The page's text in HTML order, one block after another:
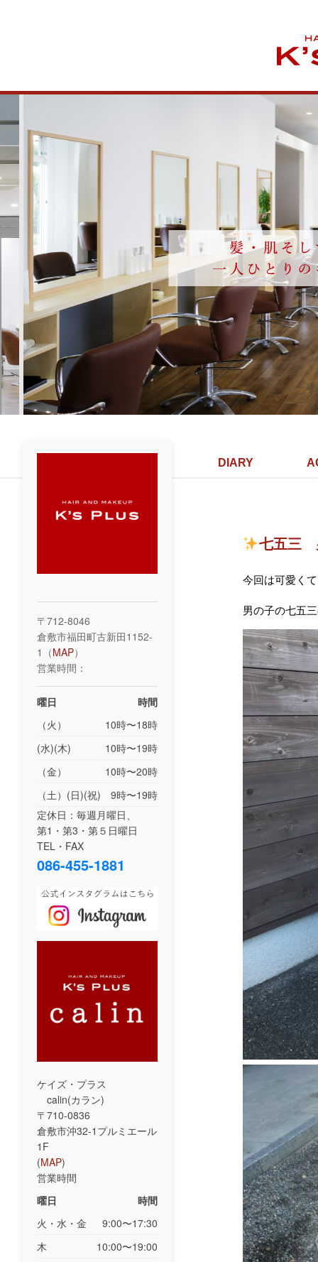
DIARY
七五三
今回は可愛く
男の子の七五
〒712-8046
倉敷市福田町古新田1152-
1（MAP）
営業時間：
曜日
時間
（火）
10時〜18時
(水)(木)
10時〜19時
（金）
10時〜20時
（土）(日)(祝)
9時〜19時
定休日：毎週月曜日、
第1・第3・第５日曜日
TEL・FAX
086-455-1881
ケイズ・プラス
calin(カラン)
〒710-0836
倉敷市沖32-1プルミエール
1F
(MAP)
営業時間
曜日
時間
火・水・金
9:00〜17:30
木
10:00〜19:00